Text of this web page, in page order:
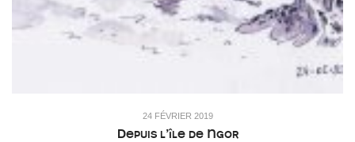
24 FÉVRIER 2019
Depuis l’île de Ngor